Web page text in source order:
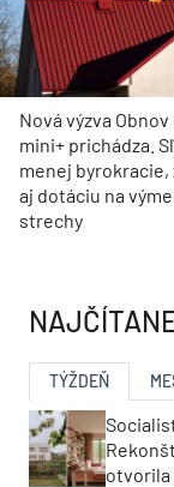
Nová výzva Obnov
mini+ prichádza.
menej byrokracie,
aj dotáciu na
strechy
TÝŽDEŇ
otvorila